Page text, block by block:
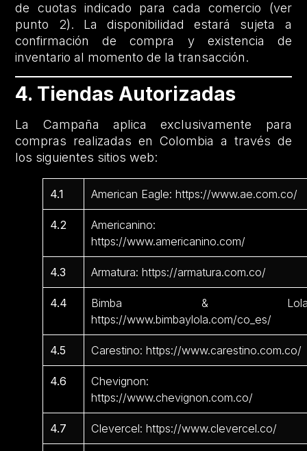
de cuotas indicado para cada comercio (ver
punto 2). La disponibilidad estará sujeta a
confirmación de compra y existencia de
inventario al momento de la transacción.
4. Tiendas Autorizadas
La Campaña aplica exclusivamente para
compras realizadas en Colombia a través de
los siguientes sitios web:
4.1 American Eagle: https://www.ae.com.co/
4.2
Americanino:
https://www.americanino.com/
4.3 Armatura: https://armatura.com.co/
4.4
Bimba &
https://www.bimbaylola.com/co_es/
4.5 Carestino: https://www.carestino.com.co/
4.6
Chevignon:
https://www.chevignon.com.co/
4.7 Clevercel: https://www.clevercel.co/